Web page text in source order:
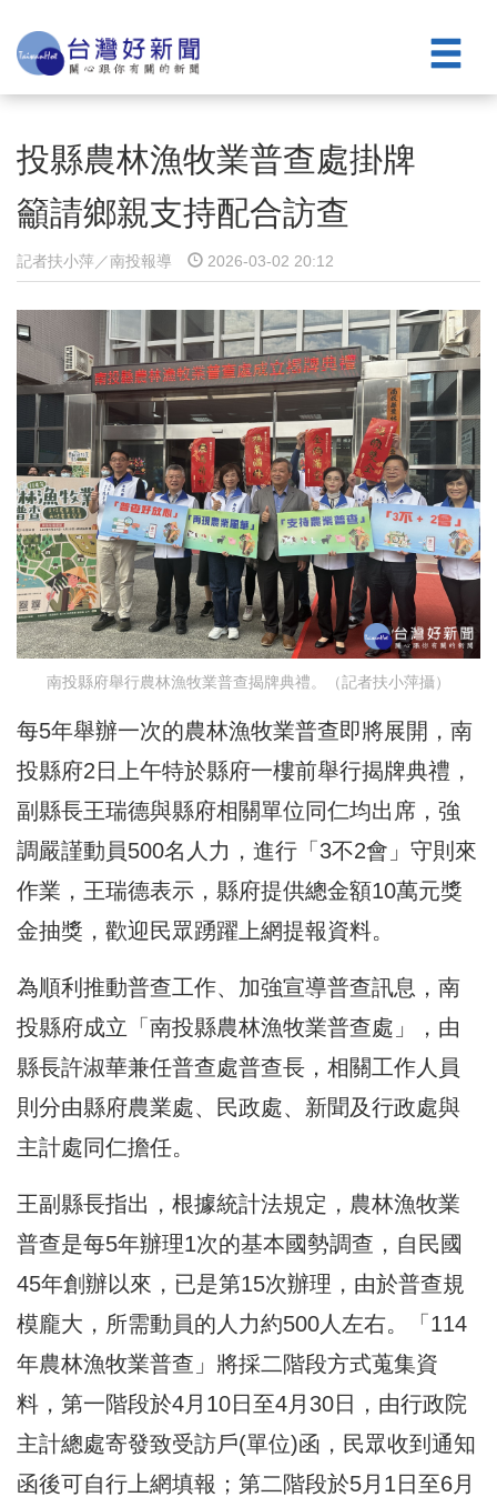
投縣農林漁牧業普查處掛牌
籲請鄉親支持配合訪查
記者扶小萍／南投報導 2026-03-02 20:12
南投縣府舉行農林漁牧業普查揭牌典禮。（記者扶小萍攝）
每5年舉辦一次的農林漁牧業普查即將展開，南
投縣府2日上午特於縣府一樓前舉行揭牌典禮，
副縣長王瑞德與縣府相關單位同仁均出席，強
調嚴謹動員500名人力，進行「3不2會」守則來
作業，王瑞德表示，縣府提供總金額10萬元獎
金抽獎，歡迎民眾踴躍上網提報資料。
為順利推動普查工作、加強宣導普查訊息，南
投縣府成立「南投縣農林漁牧業普查處」，由
縣長許淑華兼任普查處普查長，相關工作人員
則分由縣府農業處、民政處、新聞及行政處與
主計處同仁擔任。
王副縣長指出，根據統計法規定，農林漁牧業
普查是每5年辦理1次的基本國勢調查，自民國
45年創辦以來，已是第15次辦理，由於普查規
模龐大，所需動員的人力約500人左右。「114
年農林漁牧業普查」將採二階段方式蒐集資
料，第一階段於4月10日至4月30日，由行政院
主計總處寄發致受訪戶(單位)函，民眾收到通知
函後可自行上網填報；第二階段於5月1日至6月